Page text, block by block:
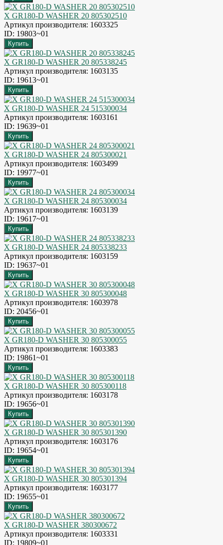
X GR180-D WASHER 20 805302510
Артикул производителя: 1603325
ID: 19803~01
X GR180-D WASHER 20 805338245
Артикул производителя: 1603135
ID: 19613~01
X GR180-D WASHER 24 515300034
Артикул производителя: 1603161
ID: 19639~01
X GR180-D WASHER 24 805300021
Артикул производителя: 1603499
ID: 19977~01
X GR180-D WASHER 24 805300034
Артикул производителя: 1603139
ID: 19617~01
X GR180-D WASHER 24 805338233
Артикул производителя: 1603159
ID: 19637~01
X GR180-D WASHER 30 805300048
Артикул производителя: 1603978
ID: 20456~01
X GR180-D WASHER 30 805300055
Артикул производителя: 1603383
ID: 19861~01
X GR180-D WASHER 30 805300118
Артикул производителя: 1603178
ID: 19656~01
X GR180-D WASHER 30 805301390
Артикул производителя: 1603176
ID: 19654~01
X GR180-D WASHER 30 805301394
Артикул производителя: 1603177
ID: 19655~01
X GR180-D WASHER 380300672
Артикул производителя: 1603331
ID: 19809~01